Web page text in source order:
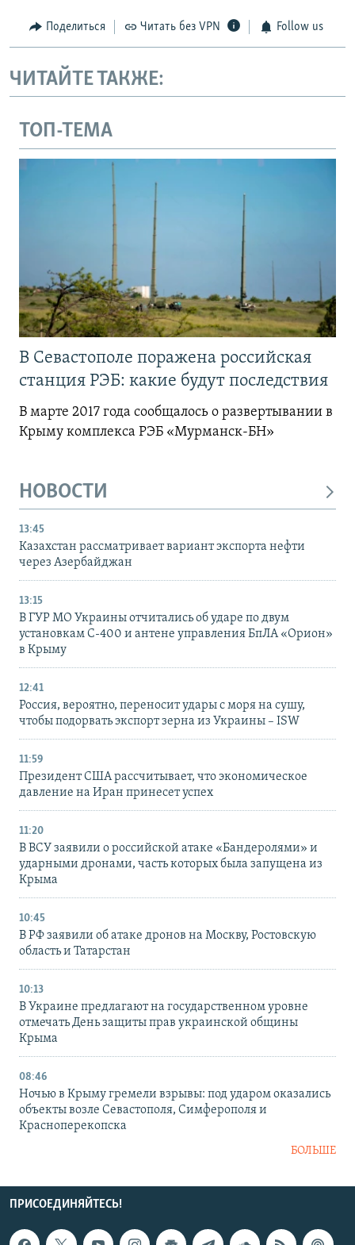
Поделиться Читать без VPN Follow us
ЧИТАЙТЕ ТАКЖЕ:
ТОП-ТЕМА
В Севастополе поражена российская
станция РЭБ: какие будут последствия
В марте 2017 года сообщалось о развертывании в
Крыму комплекса РЭБ «Мурманск-БН»
НОВОСТИ
13:45
Казахстан рассматривает вариант экспорта нефти
через Азербайджан
13:15
В ГУР МО Украины отчитались об ударе по двум
установкам С-400 и антене управления БпЛА «Орион»
в Крыму
12:41
Россия, вероятно, переносит удары с моря на сушу,
чтобы подорвать экспорт зерна из Украины – ISW
11:59
Президент США рассчитывает, что экономическое
давление на Иран принесет успех
11:20
В ВСУ заявили о российской атаке «Бандеролями» и
ударными дронами, часть которых была запущена из
Крыма
10:45
В РФ заявили об атаке дронов на Москву, Ростовскую
область и Татарстан
10:13
В Украине предлагают на государственном уровне
отмечать День защиты прав украинской общины
Крыма
08:46
Ночью в Крыму гремели взрывы: под ударом оказались
объекты возле Севастополя, Симферополя и
Красноперекопска
БОЛЬШЕ
ПРИСОЕДИНЯЙТЕСЬ!